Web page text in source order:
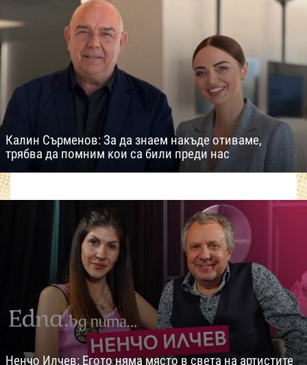
Калин Сърменов: За да знаем накъде отиваме,
трябва да помним кои са били преди нас
Ненчо Илчев: Егото няма място в света на артистите